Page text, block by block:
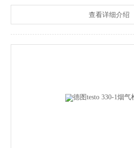
查看详细介绍